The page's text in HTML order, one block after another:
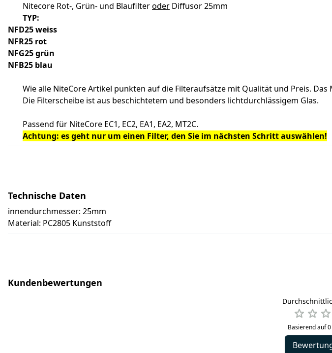
Nitecore Rot-, Grün- und Blaufilteroder Diffusor 25mm
TYP:
NFD25 weiss
NFR25 rot
NFG25 grün
NFB25 blau
Wie alle NiteCore Artikel punkten auf die Filteraufsätze mit Qualität und Preis.
Die Filterscheibe ist aus beschichtetem und besonders lichtdurchlässigem Glas.
Passend für NiteCore EC1, EC2, EA1, EA2, MT2C.
Achtung: es geht nur um einen Filter, den Sie im nächsten Schritt auswählen!
Technische Daten
innendurchmesser: 25mm
Material: PC2805 Kunststoff
Kundenbewertungen
Basierend auf